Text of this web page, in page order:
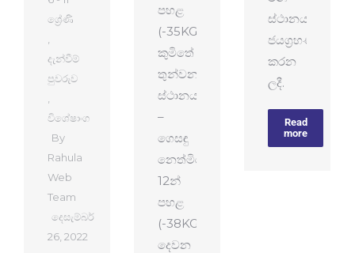
පහළ
(-35KG)
කුමිතේ
තුන්වන
ස්ථානය
–
ගෙසඳු
නෙත්මිර
12න්
පහළ
(-38KG)
දෙවන
ස්ථානය
ජයග්‍රහණය
කරන
ලදී.
Read
more
ශ්‍රේණි
දැන්වීම්
පුවරුව
විශේෂාංග
By
Rahula
Web
Team
දෙසැම්බර්
26, 2022